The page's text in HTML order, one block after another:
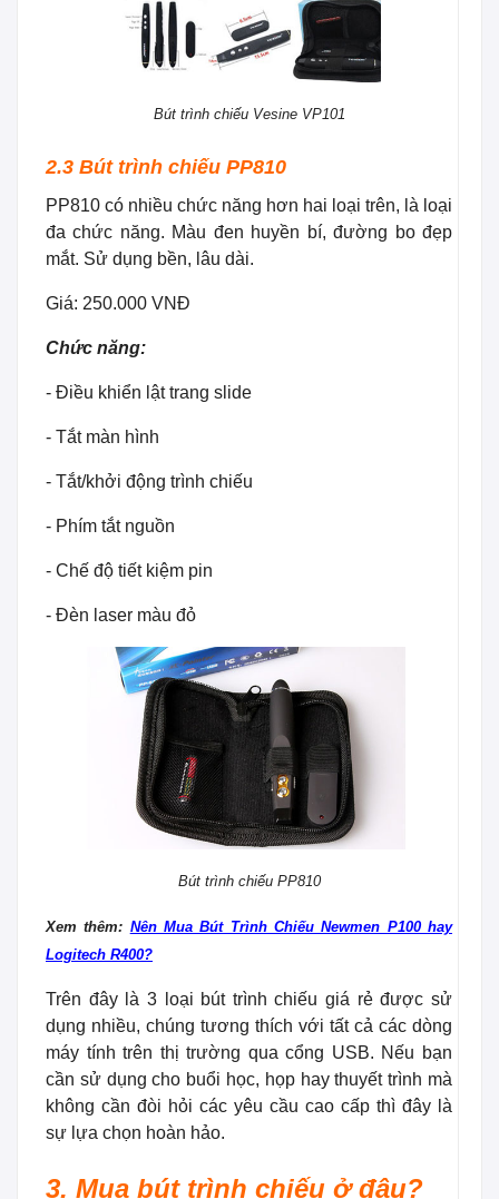
Bút trình chiếu Vesine VP101
2.3 Bút trình chiếu PP810
PP810 có nhiều chức năng hơn hai loại trên, là loại
đa chức năng. Màu đen huyền bí, đường bo đẹp
mắt. Sử dụng bền, lâu dài.
Giá: 250.000 VNĐ
Chức năng:
- Điều khiển lật trang slide
- Tắt màn hình
- Tắt/khởi động trình chiếu
- Phím tắt nguồn
- Chế độ tiết kiệm pin
- Đèn laser màu đỏ
Bút trình chiếu PP810
Xem thêm: Nên Mua Bút Trình Chiếu Newmen P100 hay
Logitech R400?
Trên đây là 3 loại bút trình chiếu giá rẻ được sử
dụng nhiều, chúng tương thích với tất cả các dòng
máy tính trên thị trường qua cổng USB. Nếu bạn
cần sử dụng cho buổi học, họp hay thuyết trình mà
không cần đòi hỏi các yêu cầu cao cấp thì đây là
sự lựa chọn hoàn hảo.
3. Mua bút trình chiếu ở đâu?